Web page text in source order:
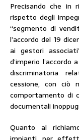
Precisando che
rispetto degli
“segmento di
l’accordo del 19
ai gestori
d’imperio
discriminatoria
cessione, con ciò
comportamento di
documentali
Quanto al